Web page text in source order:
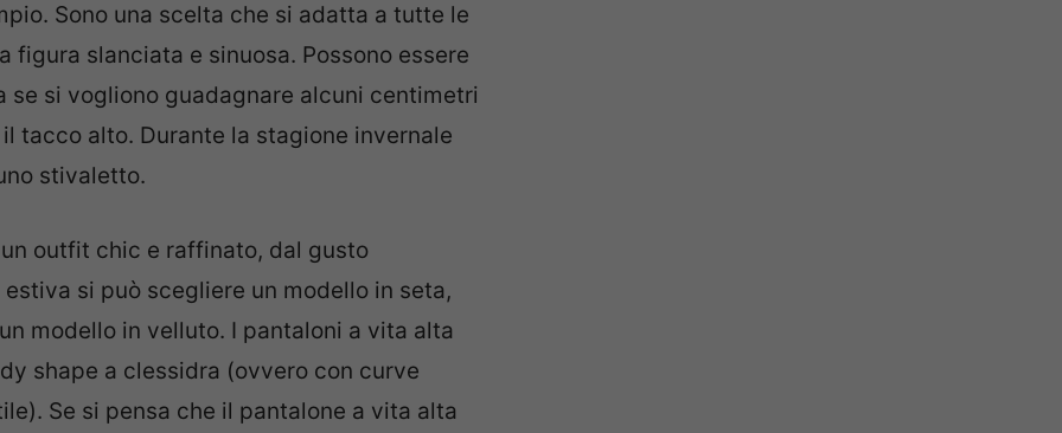
Sono una scelta che si adatta a tutte le
figura slanciata e sinuosa. Possono essere
si vogliono guadagnare alcuni centimetri
tacco alto. Durante la stagione invernale
stivaletto.
outfit chic e raffinato, dal gusto
si può scegliere un modello in seta,
modello in velluto. I pantaloni a vita alta
shape a clessidra (ovvero con curve
Se si pensa che il pantalone a vita alta